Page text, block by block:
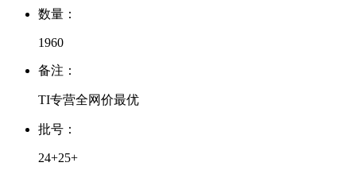
数量：
1960
备注：
TI专营全网价最优
批号：
24+25+